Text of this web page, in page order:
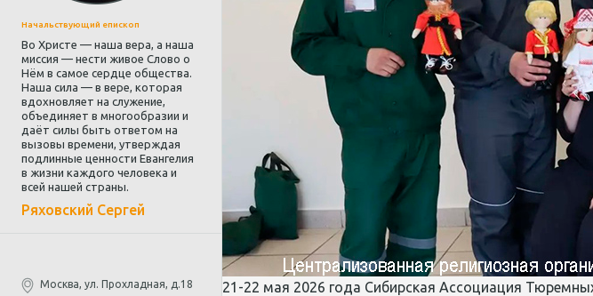
Начальствующий епископ
Во Христе — наша вера, а наша
миссия — нести живое Слово о
Нём в самое сердце общества.
Наша сила — в вере, которая
вдохновляет на служение,
объединяет в многообразии и
даёт силы быть ответом на
вызовы времени, утверждая
подлинные ценности Евангелия
в жизни каждого человека и
всей нашей страны.
Ряховский Сергей
Москва, ул. Прохладная, д.18
21-22 мая 2026 года Сибирская Ассоциация